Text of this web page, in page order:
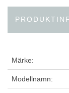
Märke:
Modellnamn: